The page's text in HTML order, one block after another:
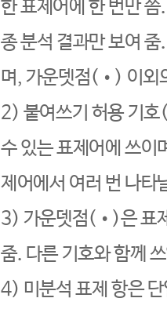
한 표제어에 한 번만
종 분석 결과만 보여
며, 가운뎃점(•) 이외
2) 붙여쓰기 허용 기호
수 있는 표제어에 쓰이
제어에서 여러 번 나타
3) 가운뎃점(•)은 표
줌. 다른 기호와 함께
4) 미분석 표제 항은